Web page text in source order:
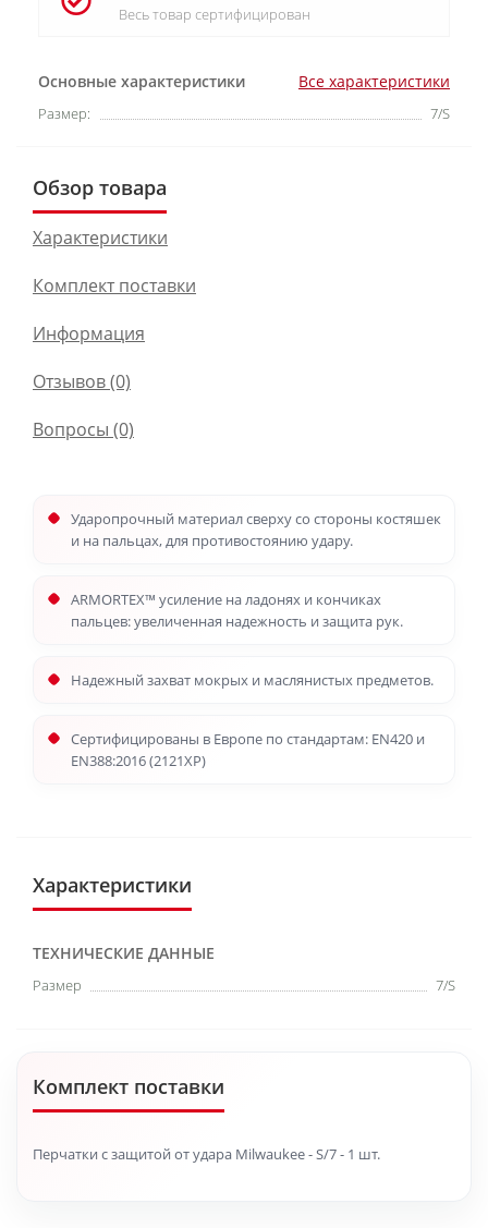
Основные характеристики Все характеристики
Размер: 7/S
Весь товар сертифицирован
Обзор товара
Характеристики
Комплект поставки
Информация
Отзывов (0)
Вопросы (0)
Ударопрочный материал сверху со стороны костяшек
и на пальцах, для противостоянию удару.
ARMORTEX™ усиление на ладонях и кончиках
пальцев: увеличенная надежность и защита рук.
Надежный захват мокрых и маслянистых предметов.
Сертифицированы в Европе по стандартам: EN420 и
EN388:2016 (2121XP)
Характеристики
ТЕХНИЧЕСКИЕ ДАННЫЕ
Размер 7/S
Комплект поставки
Перчатки с защитой от удара Milwaukee - S/7 - 1 шт.